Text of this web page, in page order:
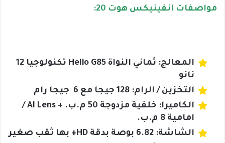
مواصفات انفينيكس هوت 20:
المعالج: ثماني النواة Helio G85 تكنولوجيا 12
نانو
التخزين / الرام: 128 جيجا مع 6 جيجا رام
الكاميرا: خلفية مزدوجة 50 م.ب. + AI Lens /
امامية 8 م.ب.
الشاشة: 6.82 بوصة بدقة HD+ بها ثقب صغير